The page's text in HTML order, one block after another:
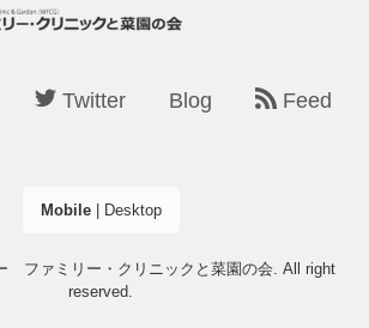
Twitter Blog Feed
Mobile| Desktop
ファミリー・クリニックと菜園の会 . All right
reserved.